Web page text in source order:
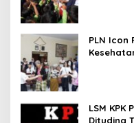
PLN Icon
LSM
Dituding